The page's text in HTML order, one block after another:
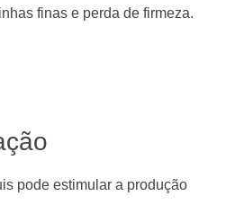
finas e perda de firmeza.
pode estimular a produção